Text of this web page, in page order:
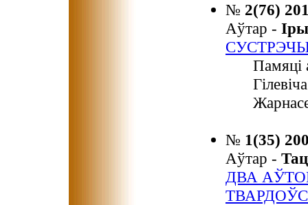
№ 2(76)
Аўтар -
Памяці
№ 1(35)
Аўтар -
ДВА